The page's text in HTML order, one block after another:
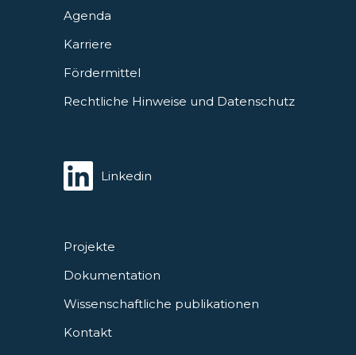
Projekte
Dokumentation
Wissenschaftliche publikationen
Kontakt
Agenda
Karriere
Fördermittel
Rechtliche Hinweise und Datenschutz
Linkedin